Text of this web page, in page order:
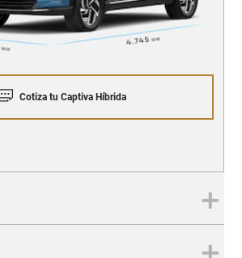
Cotiza tu Captiva Híbrida